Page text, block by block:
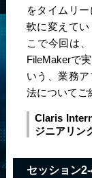
をタイムリ
軟に変えて
こで今回は
FileMakerで
いう、業務
法についてご
Claris
ジニアリン
セッション